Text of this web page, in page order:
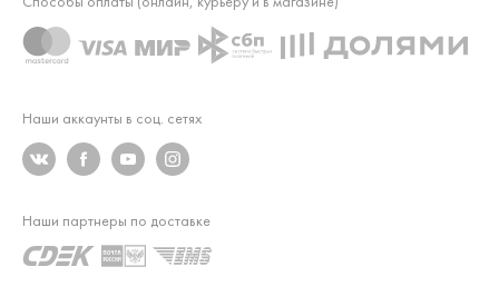
Наши аккаунты в соц. сетях
Наши партнеры по доставке